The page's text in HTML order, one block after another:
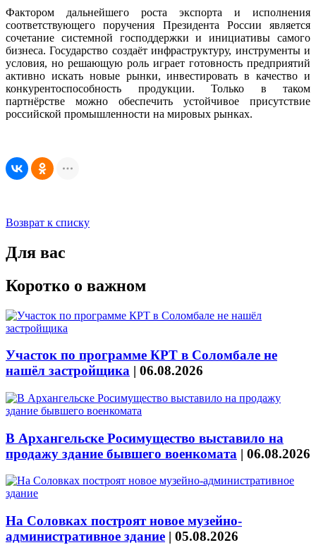
Фактором дальнейшего роста экспорта и исполнения
соответствующего поручения Президента России является
сочетание системной господдержки и инициативы самого
бизнеса. Государство создаёт инфраструктуру, инструменты и
условия, но решающую роль играет готовность предприятий
активно искать новые рынки, инвестировать в качество и
конкурентоспособность продукции. Только в таком
партнёрстве можно обеспечить устойчивое присутствие
российской промышленности на мировых рынках.
Возврат к списку
Для вас
Коротко о важном
Участок по программе КРТ в Соломбале не
нашёл застройщика | 06.08.2026
В Архангельске Росимущество выставило на
продажу здание бывшего военкомата | 06.08.2026
На Соловках построят новое музейно-
административное здание | 05.08.2026